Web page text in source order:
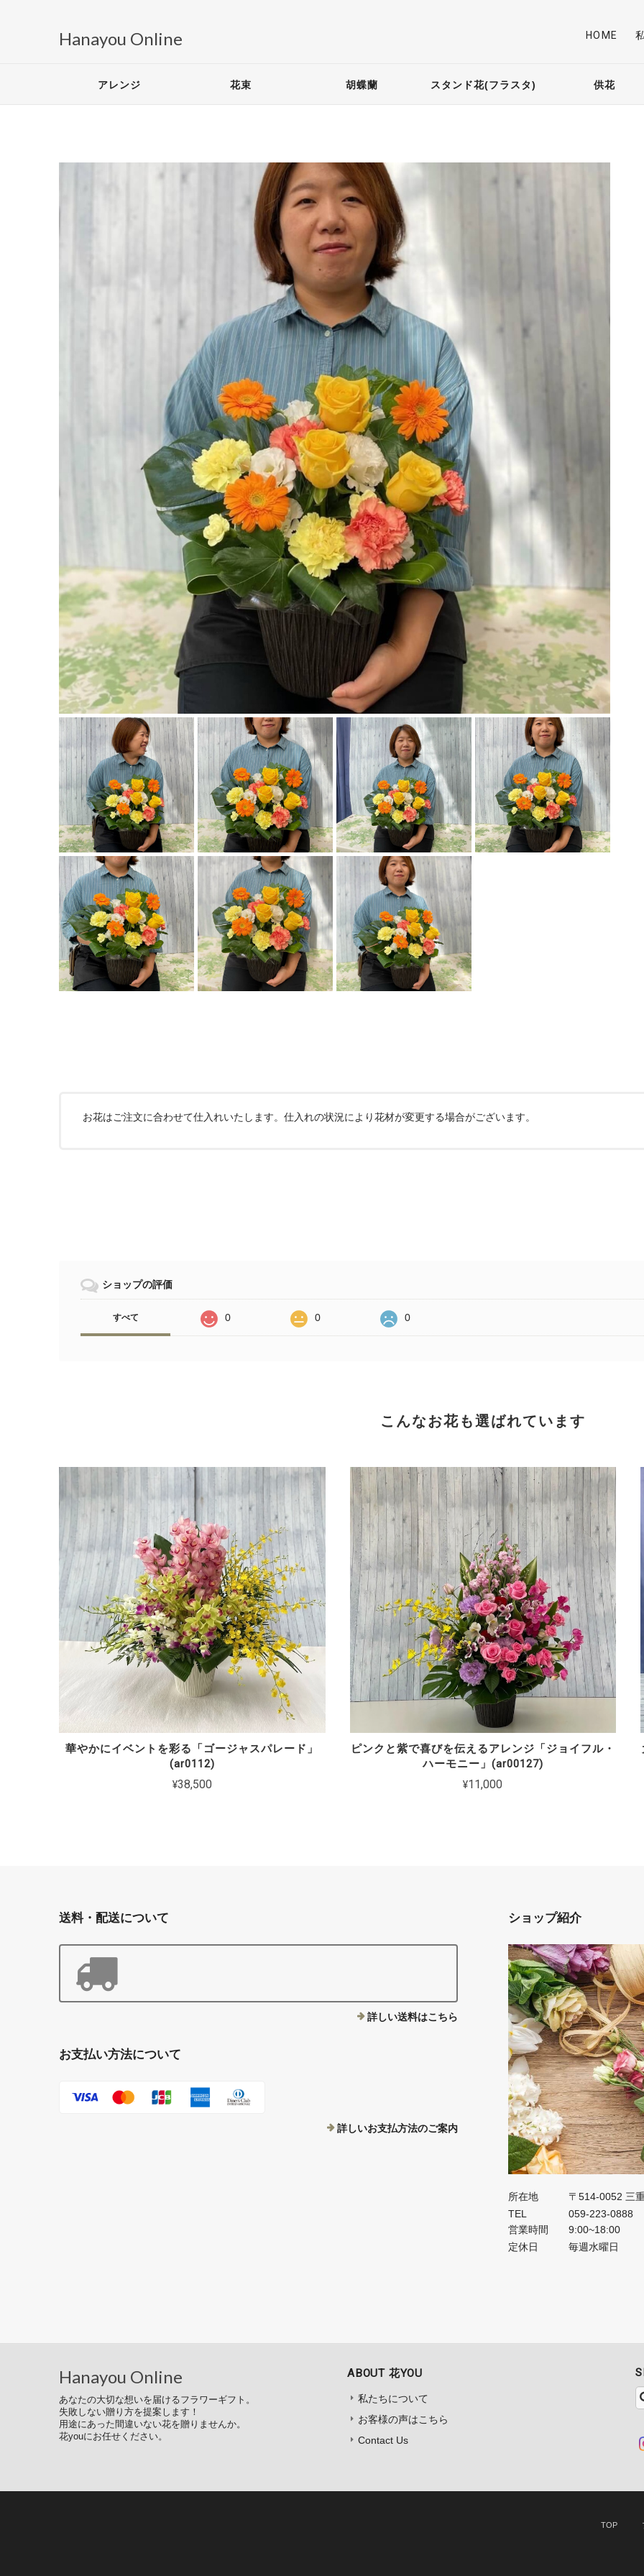
Hanayou Online HOME
アレンジ 花束 胡蝶蘭 スタンド花(フラスタ) 供花
お花はご注文に合わせて仕入れいたします。仕入れの状況により花材が変更する場合がございます。
ショップの評価
すべて 0 0 0
こんなお花も選ばれています
華やかにイベントを彩る「ゴージャスパレード」
(ar0112)
¥38,500
ピンクと紫で喜びを伝えるアレンジ「ジョイフル・
ハーモニー」(ar00127)
¥11,000
送料・配送について
詳しい送料はこちら
お支払い方法について
詳しいお支払方法のご案内
ショップ紹介
所在地
〒514-0052 三
TEL
059-223-0888
営業時間
9:00~18:00
定休日
毎週水曜日
Hanayou Online
あなたの大切な想いを届けるフラワーギフト。
失敗しない贈り方を提案します！
用途にあった間違いない花を贈りませんか。
花youにお任せください。
ABOUT 花YOU
私たちについて
お客様の声はこちら
Contact Us
TOP